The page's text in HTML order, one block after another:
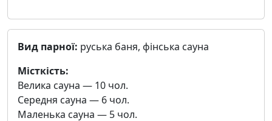
Вид парної: руська баня, фінська сауна
Місткість:
Велика сауна — 10 чол.
Середня сауна — 6 чол.
Маленька сауна — 5 чол.